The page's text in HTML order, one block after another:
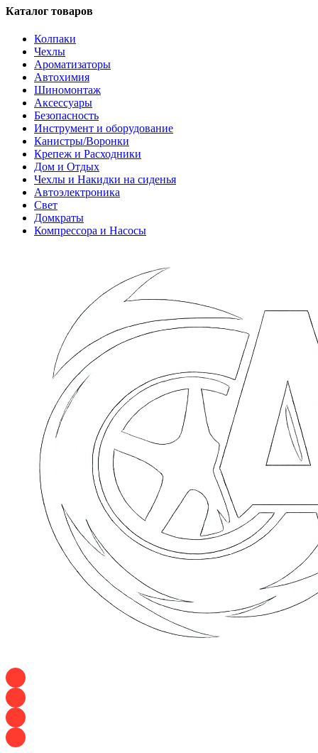
Каталог товаров
Колпаки
Чехлы
Ароматизаторы
Автохимия
Шиномонтаж
Аксессуары
Безопасность
Инструмент и оборудование
Канистры/Воронки
Крепеж и Расходники
Дом и Отдых
Чехлы и Накидки на сиденья
Автоэлектроника
Свет
Домкраты
Компрессора и Насосы